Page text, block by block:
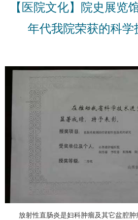
【医院文化】院史展览
年代我院荣获的科学
放射性直肠炎是妇科肿瘤及其它盆腔肿